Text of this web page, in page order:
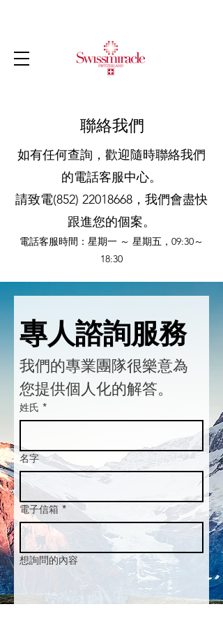
聯絡我們
如有任何查詢，歡迎隨時聯絡我們
的電話客服中心。
請致電(852) 22018668 ，我們會盡快
跟進您的個案。
電話客服時間：星期一 ～ 星期五，09:30～
18:30
專人諮詢服務
我們的專業團隊很樂意為
您提供個人化的解答。
姓氏 *
名字
電子信箱 *
想詢問的內容